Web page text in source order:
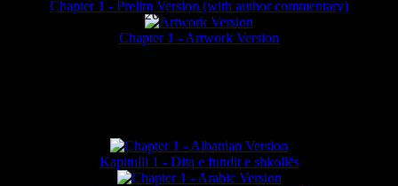
Chapter 1 - Prelim Version (with author commentary)
Chapter 1 - Artwork Version
Kapitulli 1 - Dita e fundit e shkollës
website © Daniel Lieske 2026 - Wormworld® is a registered